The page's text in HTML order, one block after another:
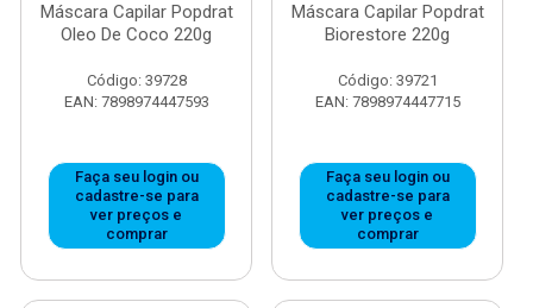
Máscara Capilar Popdrat
Oleo De Coco 220g
Código: 39728
EAN: 7898974447593
Faça seu login ou
cadastre-se para
ver preços e
comprar
Máscara Capilar Popdrat
Biorestore 220g
Código: 39721
EAN: 7898974447715
Faça seu login ou
cadastre-se para
ver preços e
comprar